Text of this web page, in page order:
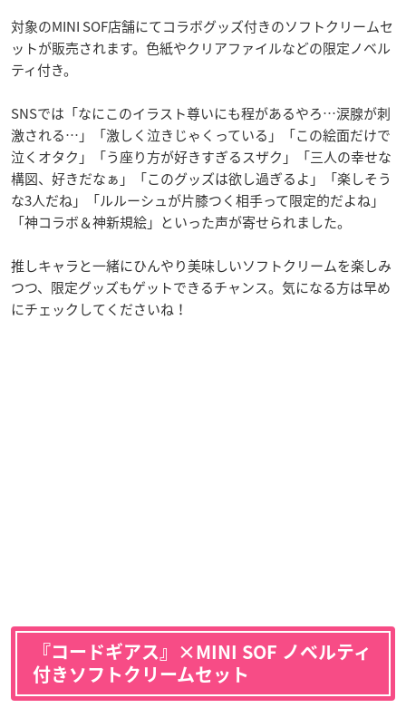
対象のMINI SOF店舗にてコラボグッズ付きのソフトクリームセ
ットが販売されます。色紙やクリアファイルなどの限定ノベル
ティ付き。
SNSでは「なにこのイラスト尊いにも程があるやろ…涙腺が刺
激される…」「激しく泣きじゃくっている」「この絵面だけで
泣くオタク」「う座り方が好きすぎるスザク」「三人の幸せな
構図、好きだなぁ」「このグッズは欲し過ぎるよ」「楽しそう
な3人だね」「ルルーシュが片膝つく相手って限定的だよね」
「神コラボ＆神新規絵」といった声が寄せられました。
推しキャラと一緒にひんやり美味しいソフトクリームを楽しみ
つつ、限定グッズもゲットできるチャンス。気になる方は早め
にチェックしてくださいね！
『コードギアス』×MINI SOF ノベルティ
付きソフトクリームセット